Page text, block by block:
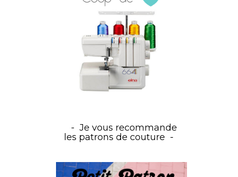
Je vous recommande
les patrons de couture